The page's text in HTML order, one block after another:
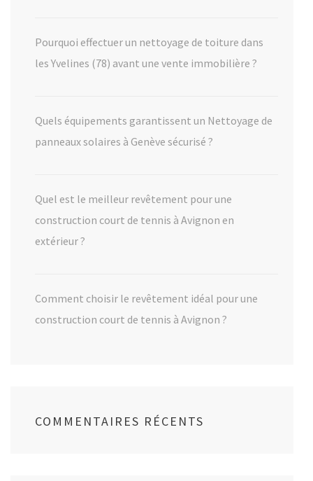
Pourquoi effectuer un nettoyage de toiture dans
les Yvelines (78) avant une vente immobilière ?
Quels équipements garantissent un Nettoyage de
panneaux solaires à Genève sécurisé ?
Quel est le meilleur revêtement pour une
construction court de tennis à Avignon en
extérieur ?
Comment choisir le revêtement idéal pour une
construction court de tennis à Avignon ?
COMMENTAIRES RÉCENTS